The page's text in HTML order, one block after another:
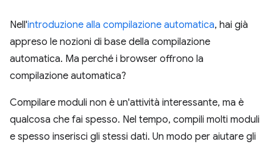
Nell'introduzione alla compilazione automatica, hai già
appreso le nozioni di base della compilazione
automatica. Ma perché i browser offrono la
compilazione automatica?
Compilare moduli non è un'attività interessante, ma è
qualcosa che fai spesso. Nel tempo, compili molti moduli
e spesso inserisci gli stessi dati. Un modo per aiutare gli